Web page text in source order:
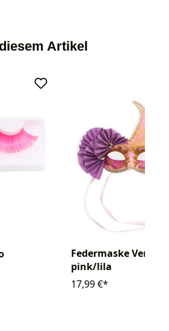
Artikel
Federmaske Venezia
pink/lila
17,99 €*